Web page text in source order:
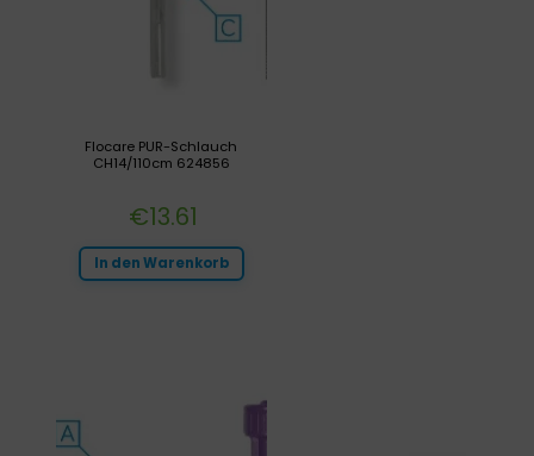
Flocare PUR-Schlauch
CH14/110cm 624856
€13.61
In den Warenkorb